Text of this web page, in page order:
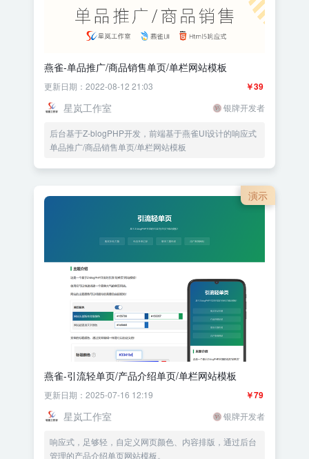
燕雀-单品推广/商品销售单页/单栏网站模板
￥39
更新日期：2022-08-12 21:03
星岚工作室 银牌开发者
后台基于Z-blogPHP开发，前端基于燕雀UI设计的响应式
单品推广/商品销售单页/单栏网站模板
演示
燕雀-引流轻单页/产品介绍单页/单栏网站模板
￥79
更新日期：2025-07-16 12:19
星岚工作室 银牌开发者
响应式，足够轻，自定义网页颜色、内容排版，通过后台
管理的产品介绍单页网站模板。